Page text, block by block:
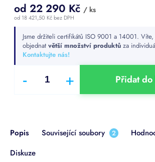
od 22 290 Kč / ks
od 18 421,50 Kčbez DPH
cena:Jsme držiteli certifikátů ISO 9001 a 14001.
objednat větší množství produktů za
Kontaktujte nás!
Přidat
Popis Související soubory 2
Diskuze